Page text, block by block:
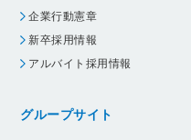
企業行動憲章
新卒採用情報
アルバイト採用情報
グループサイト